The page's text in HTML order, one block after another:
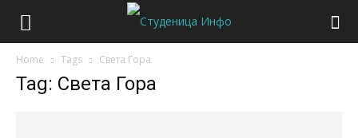
Home Tags Света Гора
Tag: Света Гора